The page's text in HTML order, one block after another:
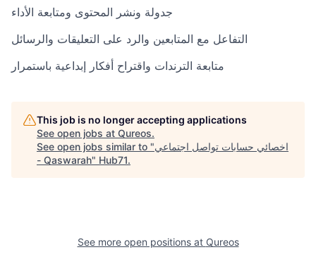
جدولة ونشر المحتوى ومتابعة الأداء
التفاعل مع المتابعين والرد على التعليقات والرسائل
متابعة الترندات واقتراح أفكار إبداعية باستمرار
This job is no longer accepting applications
See open jobs at Qureos.
See open jobs similar to "اخصائي حسابات تواصل اجتماعي
- Qaswarah" Hub71.
See more open positions at Qureos